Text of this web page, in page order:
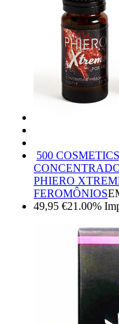
500
PHIERO
FEROMÔNIOS
49,95 €21.00%